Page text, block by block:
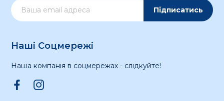
Підписатись
Наші Соцмережі
Наша компанія в соцмережах - слідкуйте!